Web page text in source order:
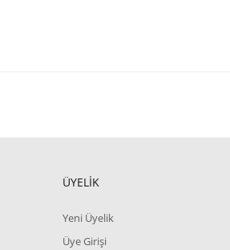
ÜYELİK
Yeni Üyelik
Üye Girişi